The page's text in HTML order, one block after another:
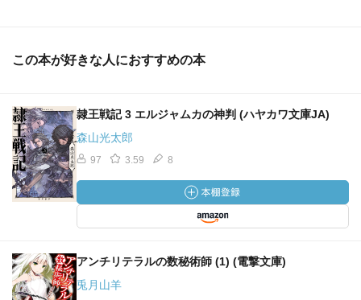
この本が好きな人におすすめの本
隷王戦記 3 エルジャムカの神判 (ハヤカワ文庫JA)
森山光太郎
97 3.59 8
アンチリテラルの数秘術師 (1) (電撃文庫)
兎月山羊